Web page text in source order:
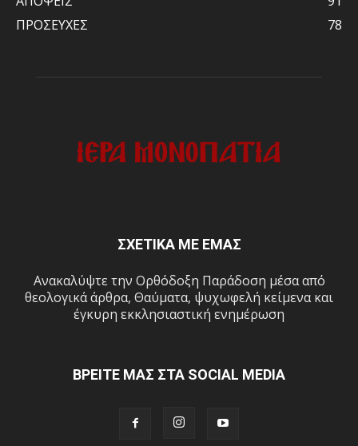
ΠΡΟΣΕΥΧΕΣ
78
ΣΧΕΤΙΚΑ ΜΕ ΕΜΑΣ
Ανακαλύψτε την Ορθόδοξη Παράδοση μέσα από
θεολογικά άρθρα, Θαύματα, ψυχωφελή κείμενα και
έγκυρη εκκλησιαστική ενημέρωση
ΒΡΕΙΤΕ ΜΑΣ ΣΤΑ SOCIAL MEDIA